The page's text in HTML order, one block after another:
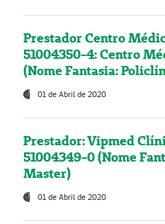
Prestador Centro
51004350-4: Centro
(Nome Fantasia:
01 de Abril de 2020
Prestador: Vipmed
51004349-0 (Nome
Master)
01 de Abril de 2020